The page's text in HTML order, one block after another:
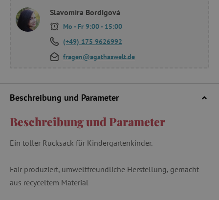
Slavomíra Bordigová
Mo - Fr 9:00 - 15:00
(+49) 175 9626992
fragen@agathaswelt.de
Beschreibung und Parameter
Beschreibung und Parameter
Ein toller Rucksack für Kindergartenkinder.
Fair produziert, umweltfreundliche Herstellung, gemacht
aus recyceltem Material